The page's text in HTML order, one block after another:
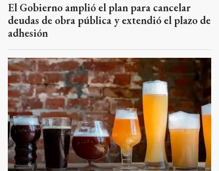
El Gobierno amplió el plan para cancelar
deudas de obra pública y extendió el plazo de
adhesión